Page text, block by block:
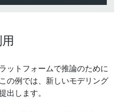
ットフォームで推論のために
の例では、新しいモデリング
出します。